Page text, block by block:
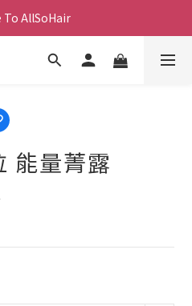
To AllSoHair
能量菁露